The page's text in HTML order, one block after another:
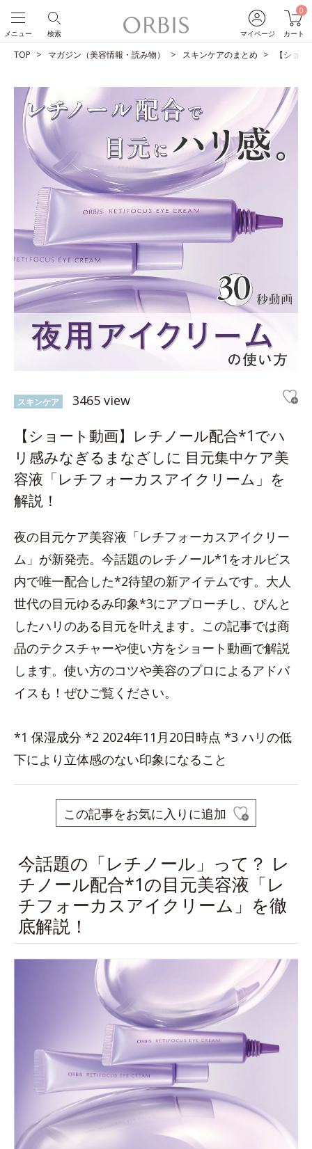
マイページ
0
カート
検索
メニュー
TOP マガジン（美容情報・読み物） スキンケアのまとめ 【ショ
スキンケア 3465 view
【ショート動画】レチノール配合*1でハ
リ感みなぎるまなざしに 目元集中ケア美
容液「レチフォーカスアイクリーム」を
解説！
夜の目元ケア美容液「レチフォーカスアイクリー
ム」が新発売。今話題のレチノール*1をオルビス
内で唯一配合した*2待望の新アイテムです。大人
世代の目元ゆるみ印象*3にアプローチし、ぴんと
したハリのある目元を叶えます。この記事では商
品のテクスチャーや使い方をショート動画で解説
します。使い方のコツや美容のプロによるアドバ
イスも！ぜひご覧ください。
*1 保湿成分 *2 2024年11月20日時点 *3 ハリの低
下により立体感のない印象になること
この記事をお気に入りに追加
今話題の「レチノール」って？ レ
チノール配合*1の目元美容液「レ
チフォーカスアイクリーム」を徹
底解説！